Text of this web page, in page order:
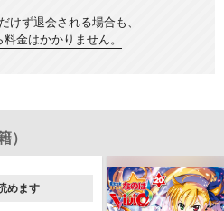
けず退会される場合も、
金はかかりません。
）
めます